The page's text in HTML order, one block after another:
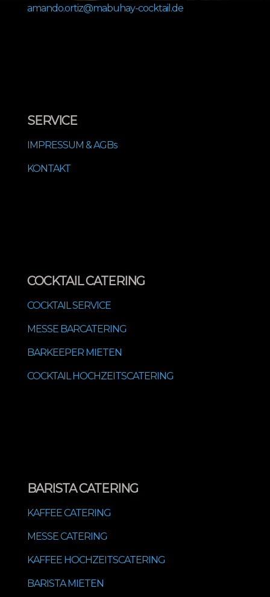
amando.ortiz@mabuhay-cocktail.de
SERVICE
IMPRESSUM & AGBs
KONTAKT
COCKTAIL CATERING
COCKTAIL SERVICE
MESSE BARCATERING
BARKEEPER MIETEN
COCKTAIL HOCHZEITSCATERING
BARISTA CATERING
KAFFEE CATERING
MESSE CATERING
KAFFEE HOCHZEITSCATERING
BARISTA MIETEN